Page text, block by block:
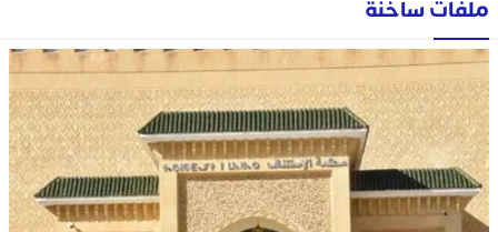
ملفات ساخنة